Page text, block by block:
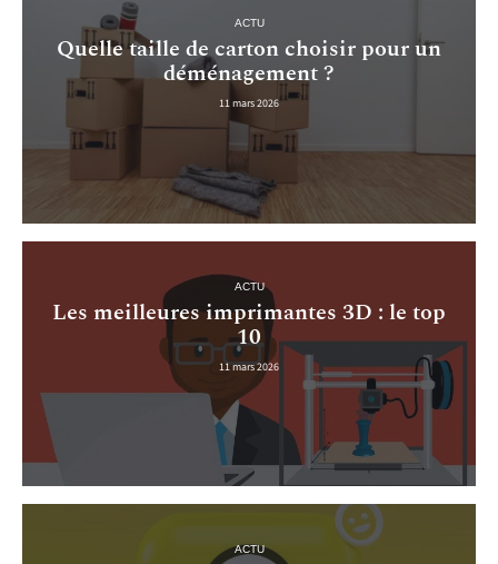
ACTU
Quelle taille de carton choisir pour un
déménagement ?
11 mars 2026
ACTU
Les meilleures imprimantes 3D : le top
10
11 mars 2026
ACTU